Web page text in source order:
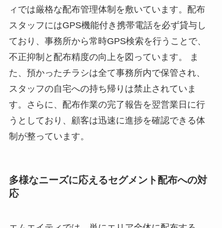
ィでは厳格な配布管理体制を敷いています。配布
スタッフにはGPS機能付き携帯電話を必ず貸与し
ており、事務所から常時GPS検索を行うことで、
不正抑制と配布精度の向上を図っています。 ま
た、預かったチラシは全て事務所内で保管され、
スタッフの自宅への持ち帰りは禁止されていま
す。さらに、配布作業の完了報告を翌営業日に行
うとしており、顧客は迅速に進捗を確認できる体
制が整っています。
多様なニーズに応えるセグメント配布への対
応